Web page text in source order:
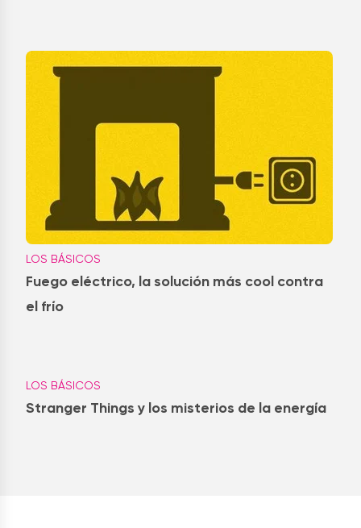
LOS BÁSICOS
Fuego eléctrico, la solución más cool contra
el frío
LOS BÁSICOS
Stranger Things y los misterios de la energía